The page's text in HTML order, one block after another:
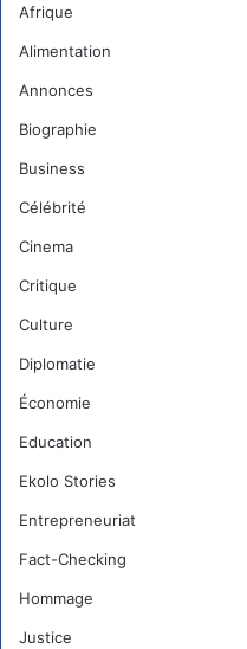
Afrique
Alimentation
Annonces
Biographie
Business
Célébrité
Cinema
Critique
Culture
Diplomatie
Économie
Education
Ekolo Stories
Entrepreneuriat
Fact-Checking
Hommage
Justice